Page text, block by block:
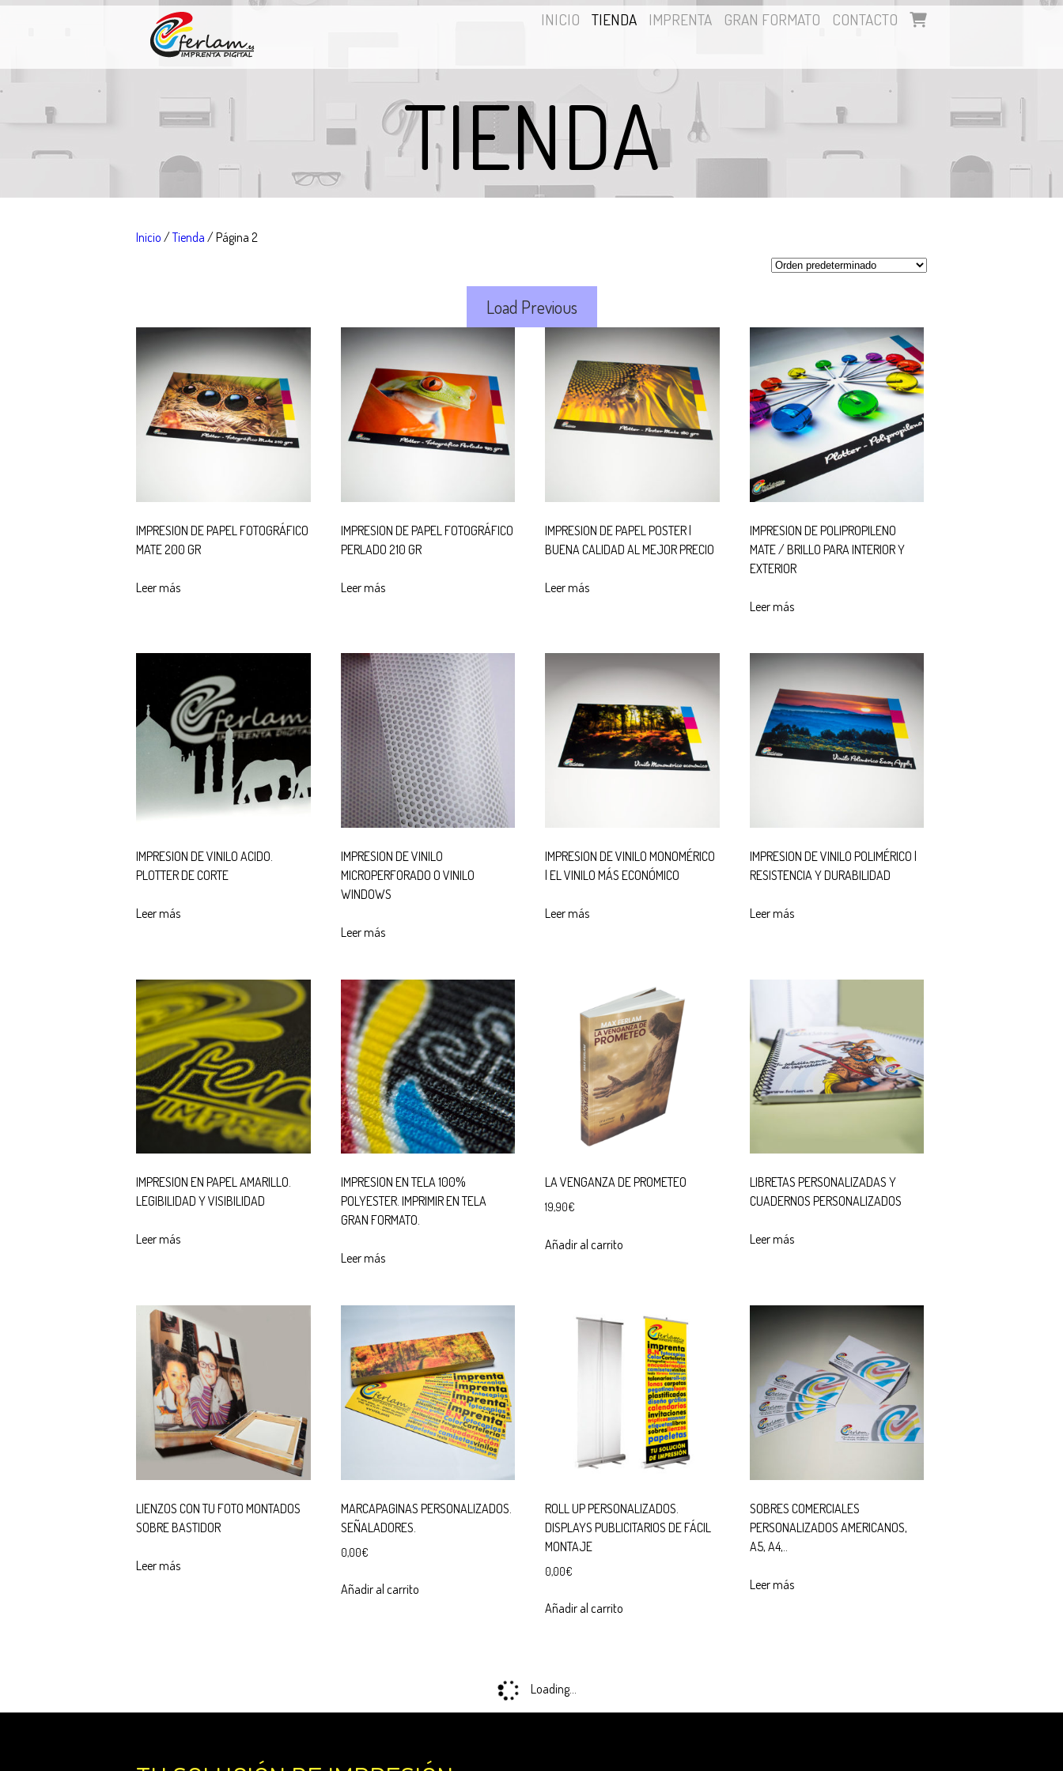
INICIO TIENDA IMPRENTA GRAN FORMATO CONTACTO
TIENDA
Inicio /Tienda / Página 2
Load Previous
IMPRESION DE PAPEL FOTOGRÁFICO
MATE 200 GR
Leer más
IMPRESION DE PAPEL FOTOGRÁFICO
PERLADO 210 GR
Leer más
IMPRESION DE PAPEL POSTER |
BUENA CALIDAD AL MEJOR PRECIO
Leer más
IMPRESION DE POLIPROPILENO
MATE / BRILLO PARA INTERIOR Y
EXTERIOR
Leer más
IMPRESION DE VINILO ACIDO.
PLOTTER DE CORTE
Leer más
IMPRESION DE VINILO
MICROPERFORADO O VINILO
WINDOWS
Leer más
IMPRESION DE VINILO MONOMÉRICO
| EL VINILO MÁS ECONÓMICO
Leer más
IMPRESION DE VINILO POLIMÉRICO |
RESISTENCIA Y DURABILIDAD
Leer más
IMPRESION EN PAPEL AMARILLO.
LEGIBILIDAD Y VISIBILIDAD
Leer más
IMPRESION EN TELA 100%
POLYESTER. IMPRIMIR EN TELA
GRAN FORMATO.
Leer más
LA VENGANZA DE PROMETEO
19,90€
Añadir al carrito
LIBRETAS PERSONALIZADAS Y
CUADERNOS PERSONALIZADOS
Leer más
LIENZOS CON TU FOTO MONTADOS
SOBRE BASTIDOR
Leer más
MARCAPAGINAS PERSONALIZADOS.
SEÑALADORES.
0,00€
Añadir al carrito
ROLL UP PERSONALIZADOS.
DISPLAYS PUBLICITARIOS DE FÁCIL
MONTAJE
0,00€
Añadir al carrito
SOBRES COMERCIALES
PERSONALIZADOS AMERICANOS,
A5, A4,..
Leer más